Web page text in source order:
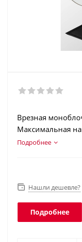
Врезная
Максимальная
Подробнее
Нашли дешевле?
Подробнее